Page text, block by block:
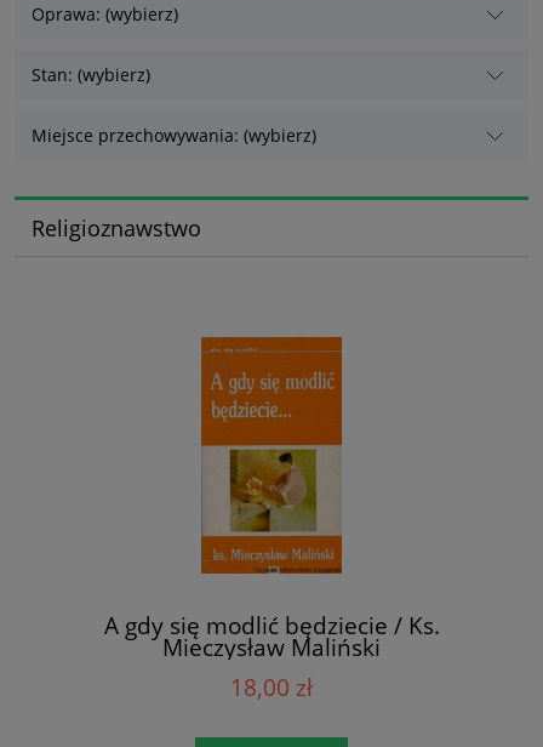
Oprawa: (wybierz)
Stan: (wybierz)
Miejsce przechowywania: (wybierz)
Religioznawstwo
A gdy się modlić będziecie / Ks.
Mieczysław Maliński
18,00 zł